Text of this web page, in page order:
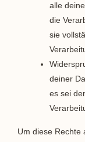
alle
die
sie
deiner
es sei
Um diese Rechte